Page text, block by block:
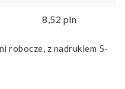
8,52 pln
robocze, z nadrukiem 5-